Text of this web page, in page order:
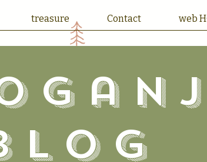
treasure Contact web